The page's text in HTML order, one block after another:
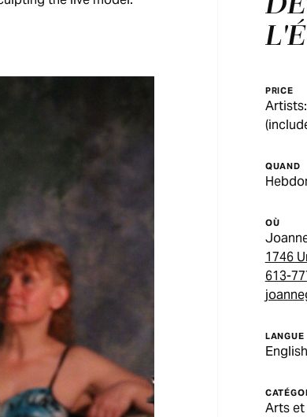
PRICE
QUAND
OÙ
1746
613-
LANGUE
English
Arts